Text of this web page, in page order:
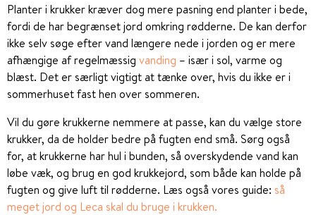
Planter i krukker kræver dog mere pasning end planter i bede,
fordi de har begrænset jord omkring rødderne. De kan derfor
ikke selv søge efter vand længere nede i jorden og er mere
afhængige af regelmæssig vanding – især i sol, varme og
blæst. Det er særligt vigtigt at tænke over, hvis du ikke er i
sommerhuset fast hen over sommeren.
Vil du gøre krukkerne nemmere at passe, kan du vælge store
krukker, da de holder bedre på fugten end små. Sørg også
for, at krukkerne har hul i bunden, så overskydende vand kan
løbe væk, og brug en god krukkejord, som både kan holde på
fugten og give luft til rødderne. Læs også vores guide: så
meget jord og Leca skal du bruge i krukken.